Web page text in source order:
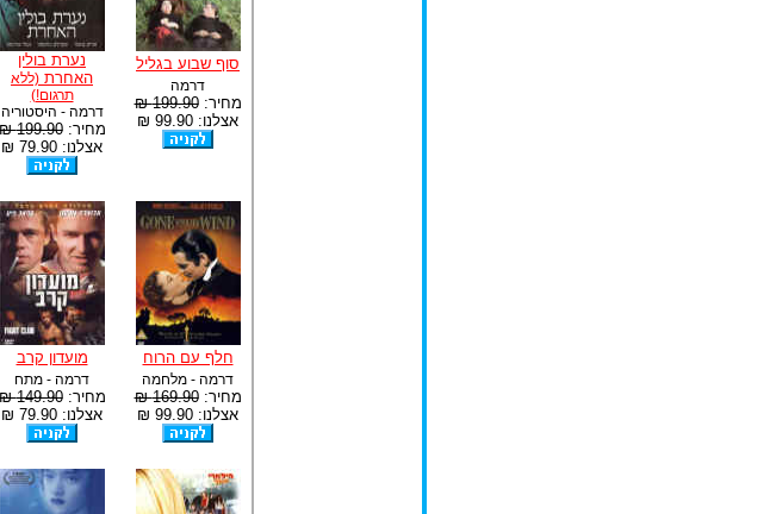
סוף שבוע בגליל
דרמה
מחיר:199.90 ₪
אצלנו: 99.90 ₪
נערת בולין
האחרת (ללא
תרגום!)
דרמה - היסטוריה
מחיר:199.90 ₪
אצלנו: 79.90 ₪
חלף עם הרוח
דרמה - מלחמה
מחיר:169.90 ₪
אצלנו: 99.90 ₪
מועדון קרב
דרמה - מתח
מחיר:149.90 ₪
אצלנו: 79.90 ₪